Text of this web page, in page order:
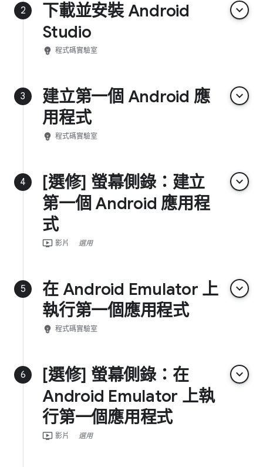
2
下載並安裝 Android
Studio
keyboard_arrow_down
emoji_objects 程式碼實驗室
3
建立第一個 Android 應
用程式
keyboard_arrow_down
emoji_objects 程式碼實驗室
4
[選修] 螢幕側錄：建立
第一個 Android 應用程
式
keyboard_arrow_down
ondemand_video 影片 選用
5
在 Android Emulator 上
執行第一個應用程式
keyboard_arrow_down
emoji_objects 程式碼實驗室
6
[選修] 螢幕側錄：在
Android Emulator 上執
行第一個應用程式
keyboard_arrow_down
ondemand_video 影片 選用